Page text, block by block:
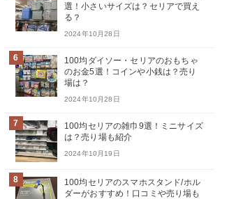
選！小さいサイズは？セリアで買え
る？
2024年10月28日
6
100均ダイソー・セリアのおもちゃ
のお金5選！コインや小銭は？売り
場は？
2024年10月28日
7
100均セリアの雑巾9選！ミニサイズ
は？売り場も紹介
2024年10月19日
8
100均セリアのスマホスタンド/ホル
ダーがおすすめ！口コミや売り場も